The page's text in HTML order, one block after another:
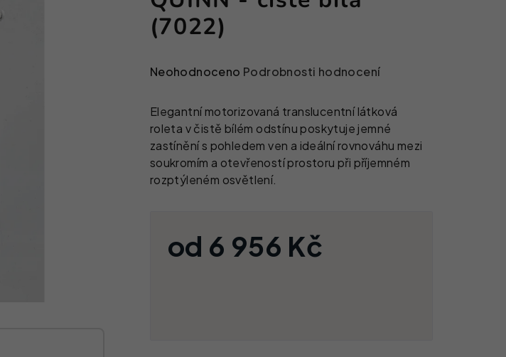
(7022)
Průměrné hodnocení produktu je 0,0 z 5 hvězdiček.
Neohodnoceno Podrobnosti hodnocení
Elegantní motorizovaná translucentní látková
roleta v čistě bílém odstínu poskytuje jemné
zastínění s pohledem ven a ideální rovnováhu mezi
soukromím a otevřeností prostoru při příjemném
rozptýleném osvětlení.
od 6 956 Kč
Měrná cena: